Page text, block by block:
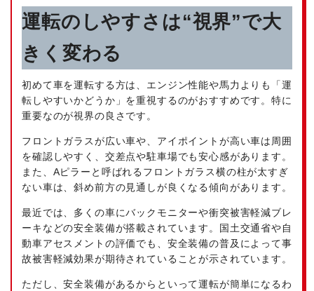
運転のしやすさは“視界”で大
きく変わる
初めて車を運転する方は、エンジン性能や馬力よりも「運
転しやすいかどうか」を重視するのがおすすめです。特に
重要なのが視界の良さです。
フロントガラスが広い車や、アイポイントが高い車は周囲
を確認しやすく、交差点や駐車場でも安心感があります。
また、Aピラーと呼ばれるフロントガラス横の柱が太すぎ
ない車は、斜め前方の見通しが良くなる傾向があります。
最近では、多くの車にバックモニターや衝突被害軽減ブレ
ーキなどの安全装備が搭載されています。国土交通省や自
動車アセスメントの評価でも、安全装備の普及によって事
故被害軽減効果が期待されていることが示されています。
ただし、安全装備があるからといって運転が簡単になるわ